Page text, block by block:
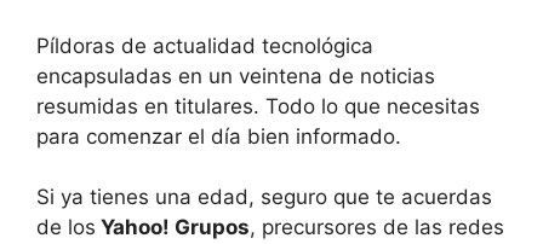
Píldoras de actualidad tecnológica
encapsuladas en un veintena de noticias
resumidas en titulares. Todo lo que necesitas
para comenzar el día bien informado.
Si ya tienes una edad, seguro que te acuerdas
de los Yahoo! Grupos, precursores de las redes